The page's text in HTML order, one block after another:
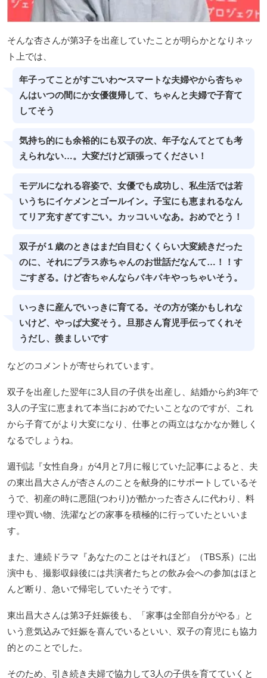
そんな杏さんが第3子を出産していたことが明らかとなりネッ
ト上では、
年子ってことがすごいわ〜スマートな夫婦やから杏ちゃ
んはいつの間にか女優復帰して、ちゃんと夫婦で子育て
してそう
気持ち的にも余裕的にも双子の次、年子なんてとても考
えられない…。大変だけど頑張ってください！
モデルになれる容姿で、女優でも成功し、私生活では若
いうちにイケメンとゴールイン。子宝にも恵まれるなん
てリア充すぎてすごい。カッコいいなあ。おめでとう！
双子が１歳のときはまだ白目むくくらい大変続きだった
のに、それにプラス赤ちゃんのお世話だなんて…！！す
ごすぎる。けど杏ちゃんならパキパキやっちゃいそう。
いっきに産んでいっきに育てる。その方が楽かもしれな
いけど、やっぱ大変そう。旦那さん育児手伝ってくれそ
うだし、羨ましいです
などのコメントが寄せられています。
双子を出産した翌年に3人目の子供を出産し、結婚から約3年で
3人の子宝に恵まれて本当におめでたいことなのですが、これ
から子育てがより大変になり、仕事との両立はなかなか難しく
なるでしょうね。
週刊誌『女性自身』が4月と7月に報じていた記事によると、夫
の東出昌大さんが杏さんのことを献身的にサポートしているそ
うで、初産の時に悪阻(つわり)が酷かった杏さんに代わり、料
理や買い物、洗濯などの家事を積極的に行っていたといいま
す。
また、連続ドラマ『あなたのことはそれほど』（TBS系）に出
演中も、撮影収録後には共演者たちとの飲み会への参加はほと
んど断り、急いで帰宅していたそうです。
東出昌大さんは第3子妊娠後も、「家事は全部自分がやる」と
いう意気込みで妊娠を喜んでいるといい、双子の育児にも協力
的とのことでした。
そのため、引き続き夫婦で協力して3人の子供を育てていくと